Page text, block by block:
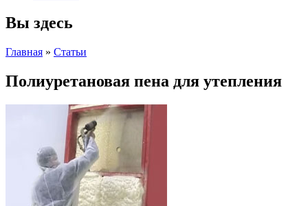
Вы здесь
Главная » Статьи
Полиуретановая пена для утепления